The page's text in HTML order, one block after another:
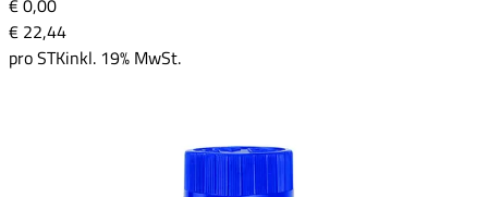
€ 0,00
€ 22,44
proSTKinkl. 19% MwSt.